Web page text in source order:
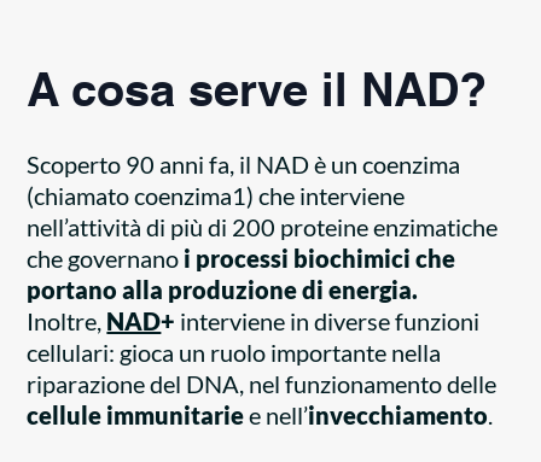
A cosa serve il NAD?
Scoperto 90 anni fa, il NAD è un coenzima
(chiamato coenzima1) che interviene
nell’attività di più di 200 proteine enzimatiche
che governano i processi biochimici che
portano alla produzione di energia.
Inoltre, NAD+ interviene in diverse funzioni
cellulari: gioca un ruolo importante nella
riparazione del DNA, nel funzionamento delle
cellule immunitariee nell’invecchiamento.